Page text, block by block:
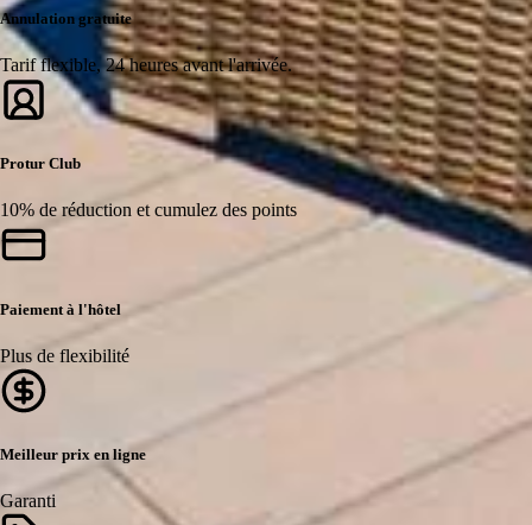
Annulation gratuite
Tarif flexible, 24 heures avant l'arrivée.
Protur Club
10% de réduction et cumulez des points
Paiement à l'hôtel
Plus de flexibilité
Meilleur prix en ligne
Garanti